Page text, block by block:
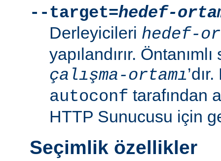
--target=hedef-
Derleyicileri hedef-
yapılandırır.
çalışma-ortamı
autoconf tarafından
HTTP Sunucusu için
Seçimlik özellikler